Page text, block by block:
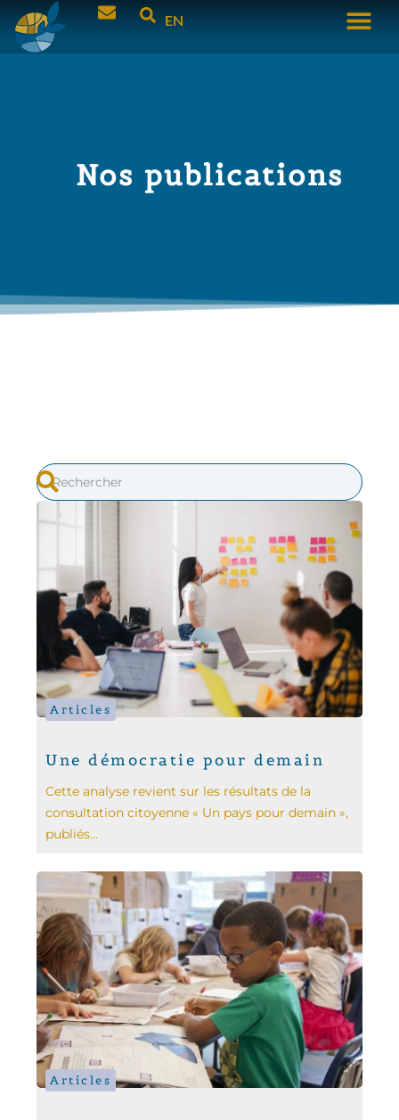
EN
Nos publications
Articles
Une démocratie pour demain
Cette analyse revient sur les résultats de la
consultation citoyenne « Un pays pour demain »,
publiés...
Articles